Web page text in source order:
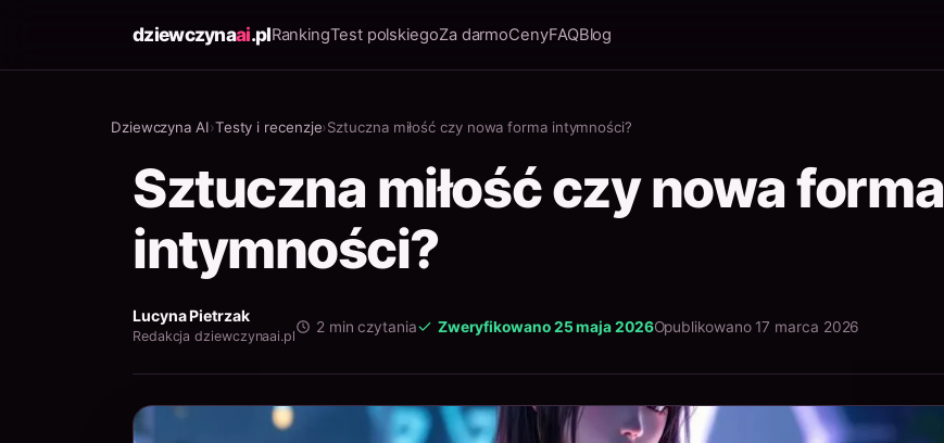
dziewczynaai.plRankingTest polskiegoZa darmoCenyFAQBlog
Dziewczyna AI›Testy i recenzje›Sztuczna miłość czy nowa forma intymności?
Sztuczna miłość czy nowa forma
intymności?
Lucyna Pietrzak
Redakcja dziewczynaai.pl
2 min czytania Zweryfikowano 25 maja 2026Opublikowano 17 marca 2026